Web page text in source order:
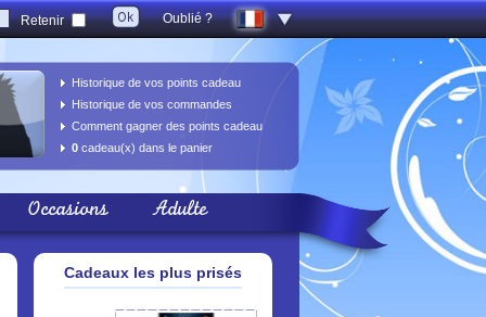
Retenir Oublié ?
Historique de vos points cadeau
Historique de vos commandes
Comment gagner des points cadeau
0 cadeau(x) dans le panier
Occasions Adulte
Cadeaux les plus prisés